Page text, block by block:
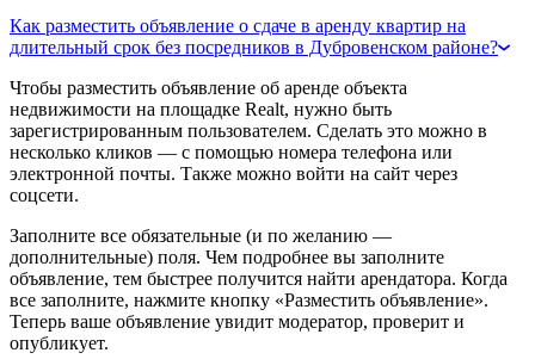
Как разместить объявление о сдаче в аренду квартир на
длительный срок без посредников в Дубровенском районе?
Чтобы разместить объявление об аренде объекта
недвижимости на площадке Realt, нужно быть
зарегистрированным пользователем. Сделать это можно в
несколько кликов — с помощью номера телефона или
электронной почты. Также можно войти на сайт через
соцсети.
Заполните все обязательные (и по желанию —
дополнительные) поля. Чем подробнее вы заполните
объявление, тем быстрее получится найти арендатора. Когда
все заполните, нажмите кнопку «Разместить объявление».
Теперь ваше объявление увидит модератор, проверит и
опубликует.